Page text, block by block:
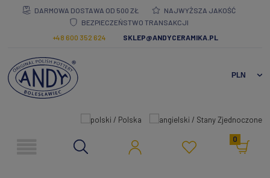
DARMOWA DOSTAWA OD 500 ZŁ
NAJWYŻSZA JAKOŚĆ
BEZPIECZEŃSTWO TRANSAKCJI
+48 600 352 624
SKLEP@ANDYCERAMIKA.PL
0